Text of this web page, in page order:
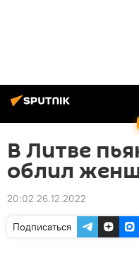
В Литве
облил
20:02 26.12.2022
Подписаться